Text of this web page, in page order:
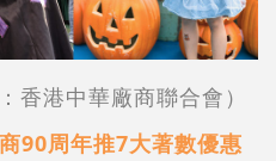
香港中華廠商聯合會）
90周年推7大著數優惠